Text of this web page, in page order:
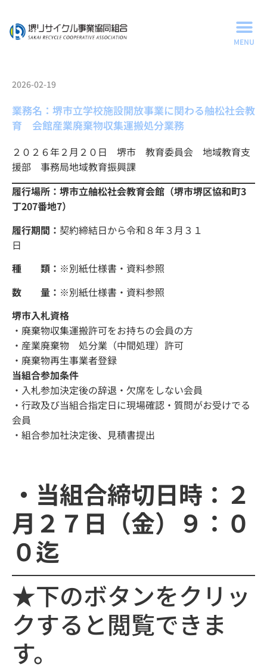
2026-02-19
業務名：堺市立学校施設開放事業に関わる舳松社会教
育 会館産業廃棄物収集運搬処分業務
２０２６年２月２０日 堺市 教育委員会 地域教育支
援部 事務局地域教育振興課
履行場所：堺市立舳松社会教育会館（堺市堺区協和町3
丁207番地7）
履行期間： 契約締結日から令和８年３月３１
種 類： ※別紙仕様書・資料参照
数 量： ※別紙仕様書・資料参照
堺市入札資格
・廃棄物収集運搬許可をお持ちの会員の方
・産業廃棄物 処分業（中間処理）許可
・廃棄物再生事業者登録
当組合参加条件
・入札参加決定後の辞退・欠席をしない会員
・行政及び当組合指定日に現場確認・質問がお受けでる
会員
・組合参加社決定後、見積書提出
・当組合締切日時：２
月２７日（金）９：０
０迄
★下のボタンをクリッ
クすると閲覧できま
す。